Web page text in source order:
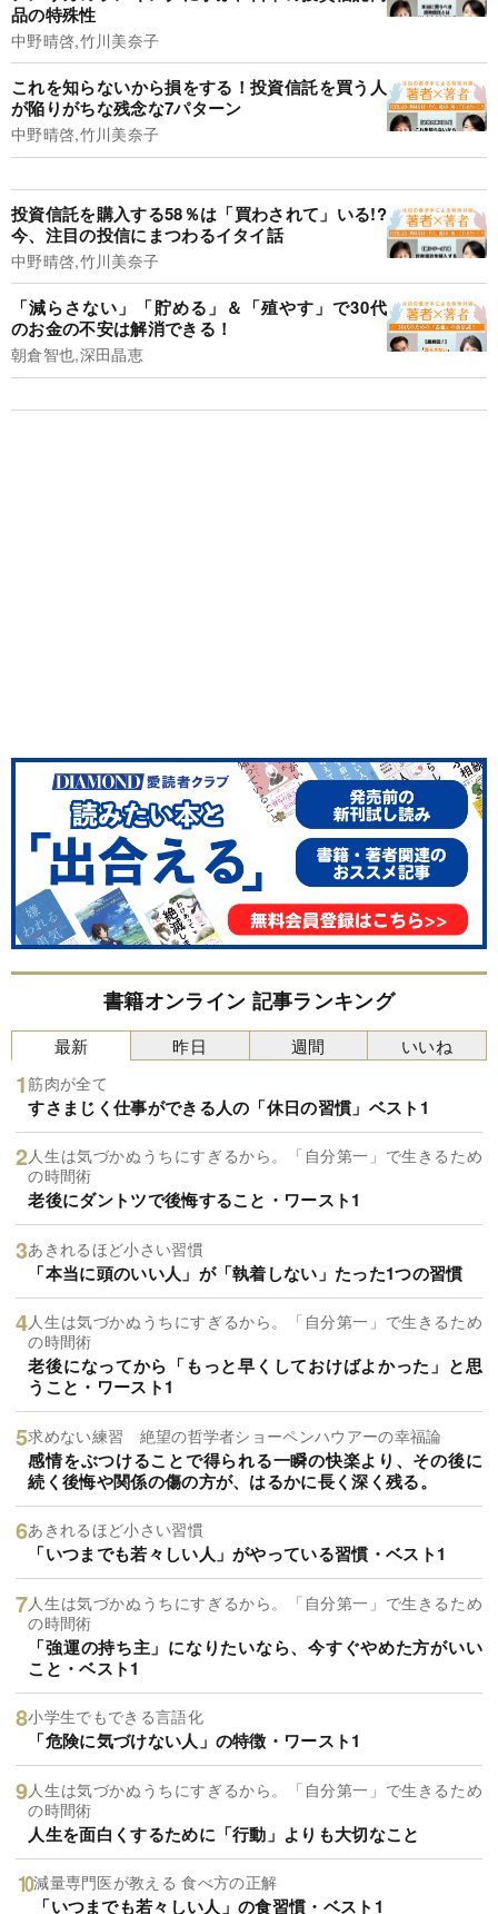
品の特殊性
中野晴啓,竹川美奈子
これを知らないから損をする！投資信託を買う人
が陥りがちな残念な7パターン
中野晴啓,竹川美奈子
投資信託を購入する58％は「買わされて」いる!?
今、注目の投信にまつわるイタイ話
中野晴啓,竹川美奈子
「減らさない」「貯める」＆「殖やす」で30代
のお金の不安は解消できる！
朝倉智也,深田晶恵
書籍オンライン 記事ランキング
最新
筋肉が全て
すさまじく仕事ができる人の「休日の習慣」ベスト1
人生は気づかぬうちにすぎるから。「自分第一」で生きるため
の時間術
老後にダントツで後悔すること・ワースト1
あきれるほど小さい習慣
「本当に頭のいい人」が「執着しない」たった1つの習慣
人生は気づかぬうちにすぎるから。「自分第一」で生きるため
の時間術
老後になってから「もっと早くしておけばよかった」と思
うこと・ワースト1
求めない練習 絶望の哲学者ショーペンハウアーの幸福論
感情をぶつけることで得られる一瞬の快楽より、その後に
続く後悔や関係の傷の方が、はるかに長く深く残る。
あきれるほど小さい習慣
「いつまでも若々しい人」がやっている習慣・ベスト1
人生は気づかぬうちにすぎるから。「自分第一」で生きるため
の時間術
「強運の持ち主」になりたいなら、今すぐやめた方がいい
こと・ベスト1
小学生でもできる言語化
「危険に気づけない人」の特徴・ワースト1
人生は気づかぬうちにすぎるから。「自分第一」で生きるため
の時間術
人生を面白くするために「行動」よりも大切なこと
減量専門医が教える 食べ方の正解
「いつまでも若々しい人」の食習慣・ベスト1
昨日 週間 いいね